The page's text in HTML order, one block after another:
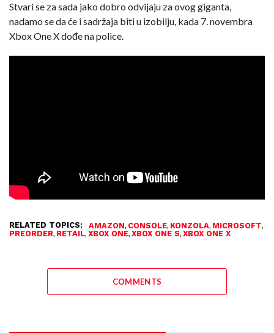
Stvari se za sada jako dobro odvijaju za ovog giganta,
nadamo se da će i sadržaja biti u izobilju, kada 7. novembra
Xbox One X dođe na police.
RELATED TOPICS: AMAZON, CONSOLE, KONZOLA, MICROSOFT,
PREORDER, RETAIL, XBOX ONE, XBOX ONE S, XBOX ONE X
COMMENTS